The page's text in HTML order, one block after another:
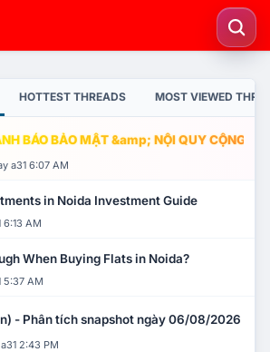
HOTTEST THREADS MOST VIEWED
BÁO BẢO MẬT &amp; NỘI QUY CỘNG
a31 6:07 AM
in Noida Investment Guide
6:13 AM
When Buying Flats in Noida?
5:37 AM
- Phân tích snapshot ngày 06/08/2026
2:43 PM